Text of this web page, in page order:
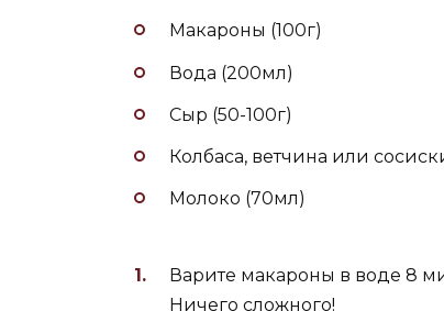
Макароны (100г)
Вода (200мл)
Сыр (50-100г)
Колбаса, ветчина или
Молоко (70мл)
Варите макароны в воде 8
Ничего сложного!